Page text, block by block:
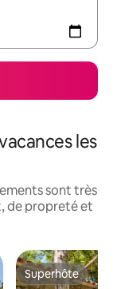
les
sont très
de propreté et
Superhôte
Superhôte